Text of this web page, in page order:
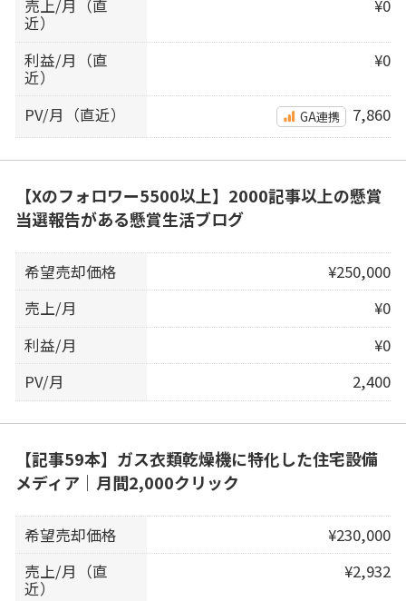
売上/月（直
近）
¥0
利益/月（直
近）
¥0
PV/月（直近） GA連携 7,860
【Xのフォロワー5500以上】2000記事以上の懸賞
当選報告がある懸賞生活ブログ
希望売却価格
¥250,000
売上/月
¥0
利益/月
¥0
PV/月
2,400
【記事59本】ガス衣類乾燥機に特化した住宅設備
メディア｜月間2,000クリック
希望売却価格
¥230,000
売上/月（直
近）
¥2,932